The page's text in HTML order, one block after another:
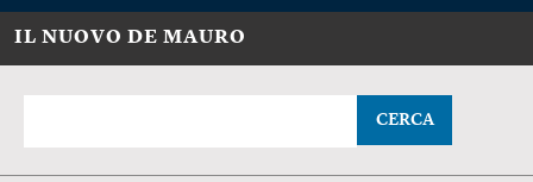
IL NUOVO DE MAURO
CERCA